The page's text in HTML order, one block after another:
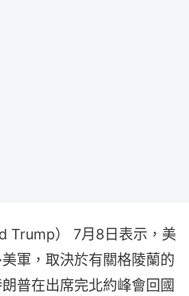
Trump） 7月8日表示，美
軍，取決於有關格陵蘭的
普在出席完北約峰會回國